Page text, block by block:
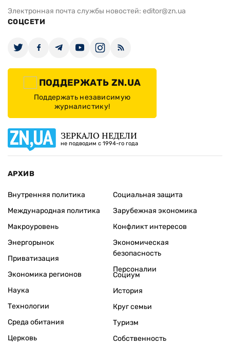
Электронная почта службы новостей: editor@zn.ua
СОЦСЕТИ
ПОДДЕРЖАТЬ ZN.UA
Поддержать независимую
журналистику!
ЗЕРКАЛО НЕДЕЛИ
не подводим с 1994-го года
АРХИВ
Внутренняя политика
Международная политика
Макроуровень
Энергорынок
Приватизация
Экономика регионов
Социальная защита
Зарубежная экономика
Конфликт интересов
Экономическая
безопасность
Персоналии
Наука
Технологии
Среда обитания
Церковь
Социум
История
Круг семьи
Туризм
Собственность